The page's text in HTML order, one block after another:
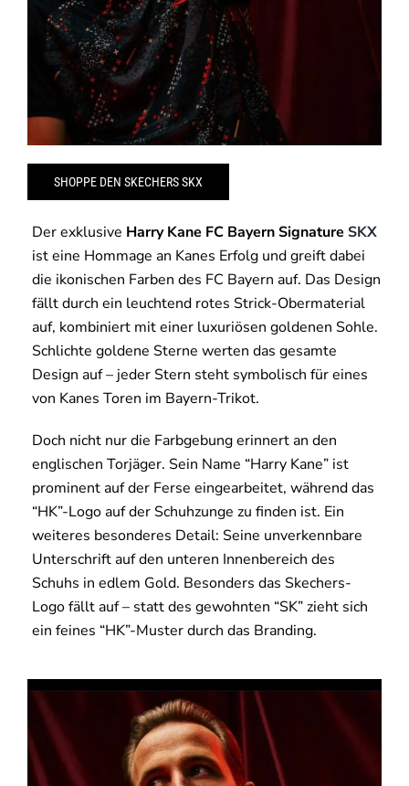
SHOPPE DEN SKECHERS SKX
Der exklusive Harry Kane FC Bayern Signature SKX
ist eine Hommage an Kanes Erfolg und greift dabei
die ikonischen Farben des FC Bayern auf. Das Design
fällt durch ein leuchtend rotes Strick-Obermaterial
auf, kombiniert mit einer luxuriösen goldenen Sohle.
Schlichte goldene Sterne werten das gesamte
Design auf – jeder Stern steht symbolisch für eines
von Kanes Toren im Bayern-Trikot.
Doch nicht nur die Farbgebung erinnert an den
englischen Torjäger. Sein Name “Harry Kane” ist
prominent auf der Ferse eingearbeitet, während das
“HK”-Logo auf der Schuhzunge zu finden ist. Ein
weiteres besonderes Detail: Seine unverkennbare
Unterschrift auf den unteren Innenbereich des
Schuhs in edlem Gold. Besonders das Skechers-
Logo fällt auf – statt des gewohnten “SK” zieht sich
ein feines “HK”-Muster durch das Branding.